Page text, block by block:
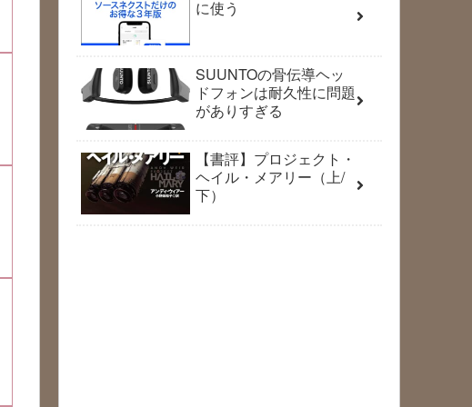
に使う
SUUNTOの骨伝導ヘッ
ドフォンは耐久性に問題
がありすぎる
【書評】プロジェクト・
ヘイル・メアリー（上/
下）